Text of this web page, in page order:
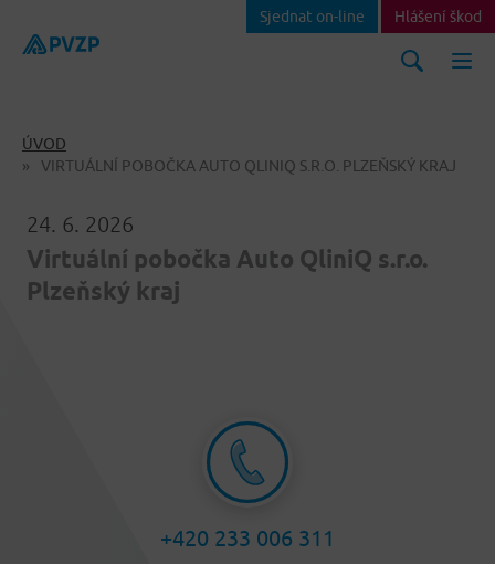
Sjednat on-line Hlášení škod
ÚVOD
VIRTUÁLNÍ POBOČKA AUTO QLINIQ S.R.O. PLZEŇSKÝ KRAJ
24. 6. 2026
Virtuální pobočka Auto QliniQ s.r.o.
Plzeňský kraj
+420 233 006 311